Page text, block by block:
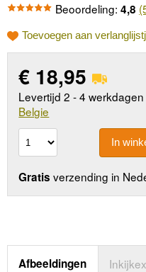
Beoordeling: 4,8
Toevoegen aan
€ 18,95
Levertijd 2 - 4
Belgie
In
Gratis verzending in
Afbeeldingen